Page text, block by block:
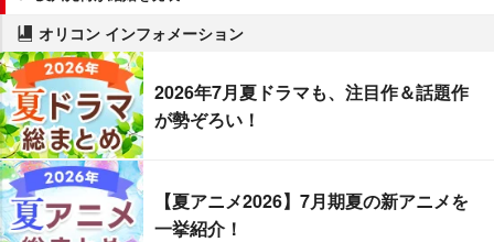
オリコン インフォメーション
2026年7月夏ドラマも、注目作＆話題作
が勢ぞろい！
【夏アニメ2026】7月期夏の新アニメを
一挙紹介！